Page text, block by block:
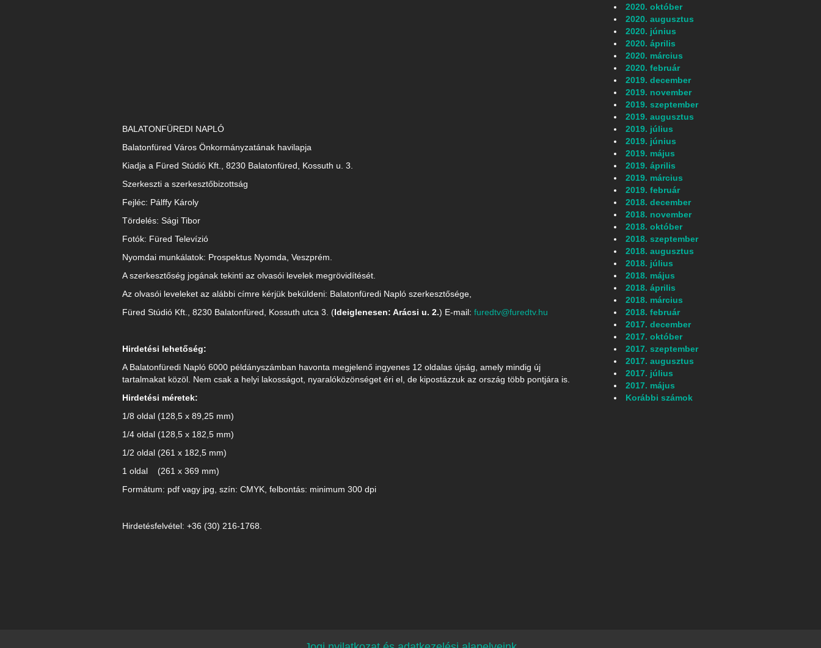
BALATONFÜREDI NAPLÓ
Balatonfüred Város Önkormányzatának havilapja
Kiadja a Füred Stúdió Kft., 8230 Balatonfüred, Kossuth u. 3.
Szerkeszti a szerkesztőbizottság
Fejléc: Pálffy Károly
Tördelés: Sági Tibor
Fotók: Füred Televízió
Nyomdai munkálatok: Prospektus Nyomda, Veszprém.
A szerkesztőség jogának tekinti az olvasói levelek megrövidítését.
Az olvasói leveleket az alábbi címre kérjük beküldeni: Balatonfüredi Napló szerkesztősége,
Füred Stúdió Kft., 8230 Balatonfüred, Kossuth utca 3. (Ideiglenesen: Arácsi u. 2.) E-mail: furedtv@furedtv.hu
Hirdetési lehetőség:
A Balatonfüredi Napló 6000 példányszámban havonta megjelenő ingyenes 12 oldalas újság, amely mindig új
tartalmakat közöl. Nem csak a helyi lakosságot, nyaralóközönséget éri el, de kipostázzuk az ország több pontjára is.
Hirdetési méretek:
1/8 oldal (128,5 x 89,25 mm)
1/4 oldal (128,5 x 182,5 mm)
1/2 oldal (261 x 182,5 mm)
1 oldal (261 x 369 mm)
Formátum: pdf vagy jpg, szín: CMYK, felbontás: minimum 300 dpi
Hirdetésfelvétel: +36 (30) 216-1768.
2020. október
2020. augusztus
2020. június
2020. április
2020. március
2020. február
2019. december
2019. november
2019. szeptember
2019. augusztus
2019. július
2019. június
2019. május
2019. április
2019. március
2019. február
2018. december
2018. november
2018. október
2018. szeptember
2018. augusztus
2018. július
2018. május
2018. április
2018. március
2018. február
2017. december
2017. október
2017. szeptember
2017. augusztus
2017. július
2017. május
Korábbi számok